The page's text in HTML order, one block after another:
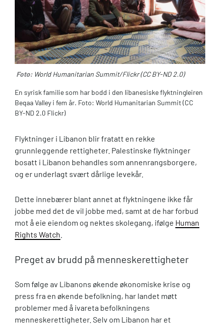
Foto: World Humanitarian Summit/Flickr (CC BY-ND 2.0)
En syrisk familie som har bodd i den libanesiske flyktningleiren
Beqaa Valley i fem år. Foto: World Humanitarian Summit (CC
BY-ND 2.0 Flickr)
Flyktninger i Libanon blir fratatt en rekke
grunnleggende rettigheter. Palestinske flyktninger
bosatt i Libanon behandles som annenrangsborgere,
og er underlagt svært dårlige levekår.
Dette innebærer blant annet at flyktningene ikke får
jobbe med det de vil jobbe med, samt at de har forbud
mot å eie eiendom og nektes skolegang, ifølge Human
Rights Watch
Preget av brudd på menneskerettigheter
Som følge av Libanons økende økonomiske krise og
press fra en økende befolkning, har landet møtt
problemer med å ivareta befolkningens
menneskerettigheter. Selv om Libanon har et